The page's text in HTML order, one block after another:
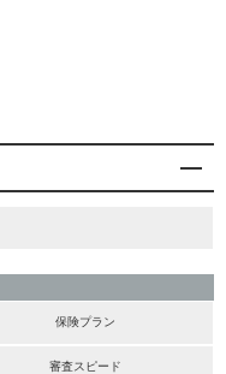
保険プラン
審査スピード